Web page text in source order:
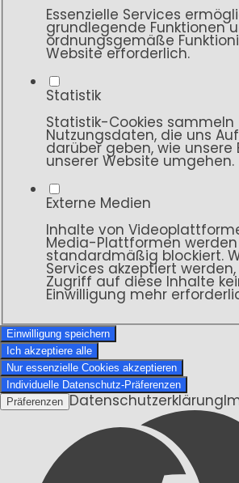
Essenzielle Services
grundlegende Funktionen
ordnungsgemäße
Website erforderlich.
Statistik
Statistik-Cookies sammeln
Nutzungsdaten, die uns
darüber geben, wie unsere
unserer Website umgehen.
Externe Medien
Inhalte von
Media-Plattformen werden
standardmäßig blockiert.
Services akzeptiert
Zugriff auf diese Inhalte
Einwilligung mehr
Einwilligung speichern
Ich akzeptiere alle
Nur essenzielle Cookies akzeptieren
Individuelle Datenschutz-Präferenzen
Präferenzen Datenschutzerklärung